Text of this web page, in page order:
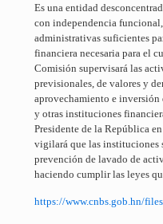
Es una entidad
con independencia
administrativas suficientes
financiera necesaria para el
Comisión supervisará las
previsionales, de valores y
aprovechamiento e inversión
y otras instituciones
Presidente de la República
vigilará que las instituciones
prevención de lavado de
haciendo cumplir las leyes
https://www.cnbs.gob.hn/